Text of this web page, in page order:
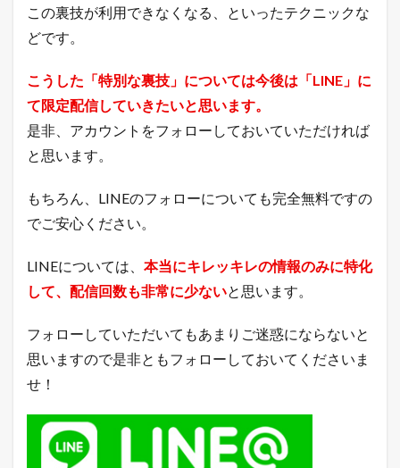
ア
ッ
プ
ご
用
さ
。
2
現
の
年
商
直
1
年
の
売
上
総
この裏技が利用できなくなる、といったテクニックな
どです。
こうした「特別な裏技」については今後は「LINE」に
て限定配信していきたいと思います。
是非、アカウントをフォローしておいていただければ
と思います。
もちろん、LINEのフォローについても完全無料ですの
でご安心ください。
LINEについては、 本当にキレッキレの情報のみに特化
して、配信回数も非常に少ないと思います。
フォローしていただいてもあまりご迷惑にならないと
思いますので是非ともフォローしておいてくださいま
せ！